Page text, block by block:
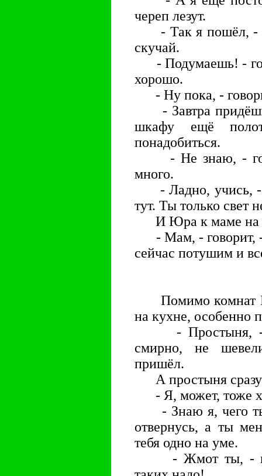
череп лезут.
- Так я пошёл, -
скучай.
- Подумаешь! -
хорошо.
- Ну пока, -
- Завтра
шкафу ещё
понадобиться.
- Не знаю, -
много.
- Ладно, учись, -
тут. Ты только свет
И Юра к маме на
- Мам, - говорит, -
сейчас потушим и
Помимо комнат
на кухне, особенно
- Простыня, -
смирно, не
пришёл.
А простыня сразу
- Я, может, тоже
- Знаю я, чего
отвернусь, а ты
тебя одно на уме.
- Жмот ты, -